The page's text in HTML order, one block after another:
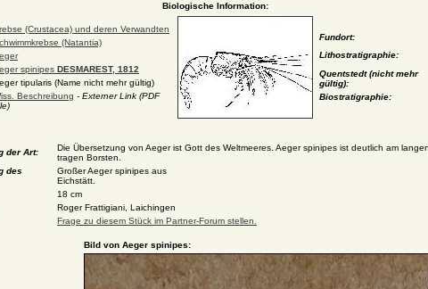
Biologische Information:
(Crustacea) und deren Verwandten
(Natantia)
spinipes DESMAREST, 1812
tipularis (Name nicht mehr gültig)
Beschreibung - Externer Link (PDF
Fundort:
Lithostratigraphie:
Quentstedt (nicht mehr
gültig):
Biostratigraphie:
der Art:
Die Übersetzung von Aeger ist Gott des Weltmeeres. Aeger spinipes ist deutlich am
tragen Borsten.
des
Großer Aeger spinipes aus
Eichstätt.
18 cm
Roger Frattigiani, Laichingen
Frage zu diesem Stück im Partner-Forum stellen.
Bild von Aeger spinipes: